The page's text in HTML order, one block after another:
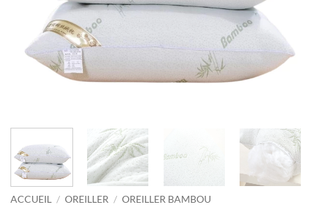
ACCUEIL / OREILLER / OREILLER BAMBOU